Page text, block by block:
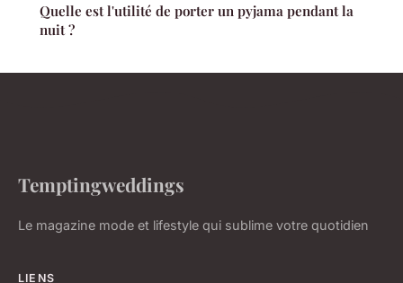
Quelle est l'utilité de porter un pyjama pendant la
nuit ?
Temptingweddings
Le magazine mode et lifestyle qui sublime votre quotidien
LIENS